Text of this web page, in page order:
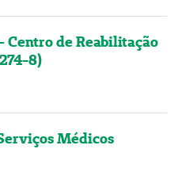
Centro de Reabilitação
8)
Médicos